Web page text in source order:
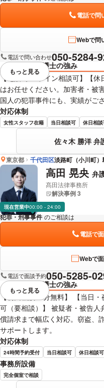
電話で問
Webで問
電話で問い合わせ050-5284-
弁護士の強み
【電話/オンライン相談可】【
はお任せください。加害者・被
国人の犯罪事件にも、実績がご
対応体制
女性スタッフ在籍 当日相談可 休日相
佐々木 勝洋 弁
視覚的に省略されている要
もっと見る
東京都 千代田区淡路町（小川町）
高田 晃央 弁
髙田法律事務所
解決事例 3
現在営業中00:00 - 24:00
犯罪・刑事事件 のご相談は
電話で
Webで
電話で面談予約050-5285-
弁護士の強み
【初回相談30分無料】 【当日
可（要相談）】 被疑者・被告
償請求まで幅広く対応。窃盗、
サポートします。
対応体制
24時間予約受付 当日相談可 休日相談可
事務所設備
完全個室で相談
視覚的に省略されている要
もっと見る